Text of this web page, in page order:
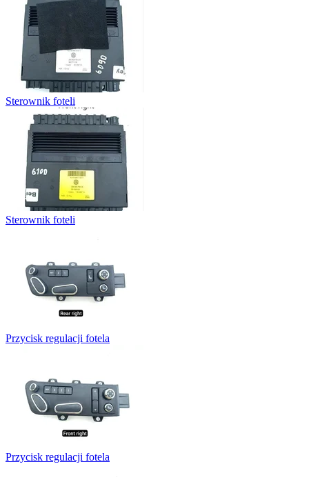
Sterownik foteli
Sterownik foteli
Przycisk regulacji fotela
Przycisk regulacji fotela